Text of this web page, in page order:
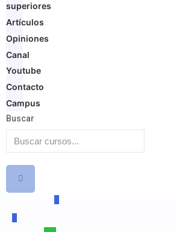
superiores
Artículos
Opiniones
Canal
Youtube
Contacto
Campus
Buscar